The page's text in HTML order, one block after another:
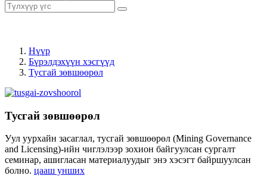
Нүүр
Бүрэлдэхүүн хэсгүүд
Тусгай зөвшөөрөл
Тусгай зөвшөөрөл
Уул уурхайн засаглал, тусгай зөвшөөрөл (Mining Governance
and Licensing)-ийн чиглэлээр зохион байгуулсан сургалт
семинар, ашигласан материалуудыг энэ хэсэгт байршуулсан
болно. цааш унших